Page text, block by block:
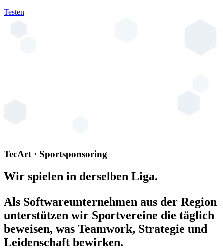
Testen
TecArt · Sportsponsoring
Wir spielen in derselben Liga.
Als Softwareunternehmen aus der Region
unterstützen wir Sportvereine die täglich
beweisen, was Teamwork, Strategie und
Leidenschaft bewirken.